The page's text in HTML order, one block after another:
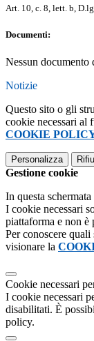
Art. 10, c. 8, lett. b,
Documenti:
Nessun documento
Notizie
Questo sito o gli
cookie necessari al
COOKIE
Personalizza
Gestione cookie
In questa
I cookie necessari
piattaforma e non è
Per conoscere
visionare la
Cookie necessari
I cookie necessari
disabilitati. È
policy.